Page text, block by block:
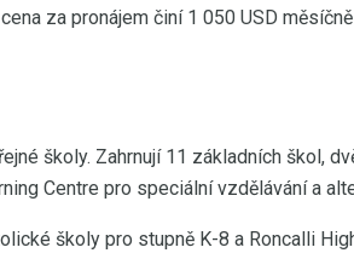
za pronájem činí 1 050 USD
školy. Zahrnují 11 základních škol,
Centre pro speciální vzdělávání a
školy pro stupně K-8 a Roncalli